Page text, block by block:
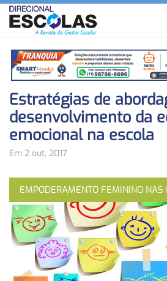
Estratégias de
desenvolvimento da
emocional na escola
Em 2 out, 2017
EMPODERAMENTO FEMININO NAS